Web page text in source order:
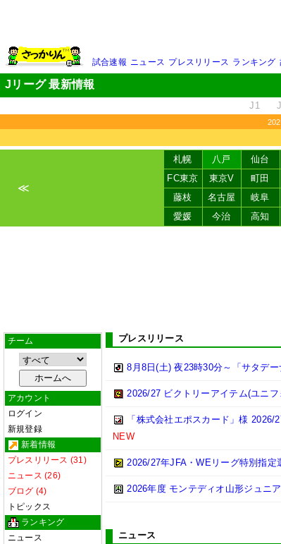
試合速報 ニュース プレスリリース ランキング
Jリーグ 最新情報
J1
≪
札幌 八戸 仙台
FC東京
東京V 町田
藤枝
名古屋 岐阜
愛媛
今治 高知
チーム
アカウント
ログイン
新規登録
新着情報
プレスリリース (31)
ニュース (26)
ブログ (4)
トピックス
ランキング
ニュース
プレスリリース
8月8日(土) 夜23時30分～「サタデ
2026/27 ビクトリーアイテム(ユニ
「株式会社エポスカード」様
NEW
2026/27年JFA・WEリーグ特別指定
2026年度 モンテディオ山形ジュニ
ニュース